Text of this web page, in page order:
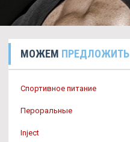
МОЖЕМ ПРЕДЛОЖИТЬ
Спортивное питание
Пероральные
Inject